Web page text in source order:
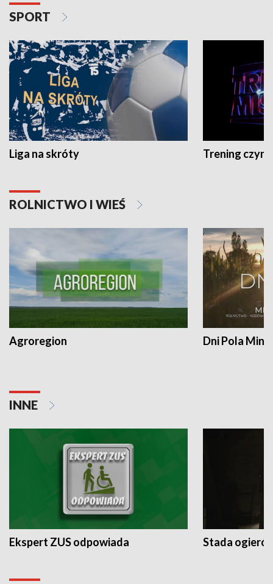
SPORT
Liga na skróty Trening czyni
ROLNICTWO I WIEŚ
Agroregion Dni Pola
INNE
Ekspert ZUS odpowiada Stada